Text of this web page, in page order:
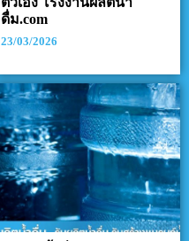
ดื่ม.com
23/03/2026